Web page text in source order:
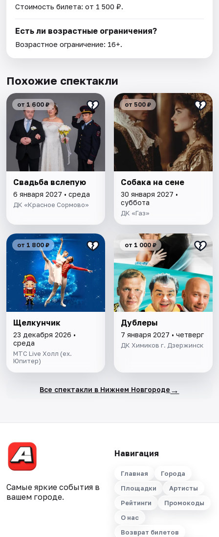
Стоимость билета: от 1 500 ₽.
Есть ли возрастные ограничения?
Возрастное ограничение: 16+.
Похожие спектакли
от 1 600 ₽
Свадьба вслепую
6 января 2027 • среда
ДК «Красное Сормово»
от 500 ₽
Собака на сене
30 января 2027 •
суббота
ДК «Газ»
от 1 800 ₽
Щелкунчик
23 декабря 2026 •
среда
МТС Live Холл (ex.
Юпитер)
от 1 000 ₽
Дублеры
7 января 2027 • четверг
ДК Химиков г. Дзержинск
Все спектакли в Нижнем Новгороде →
Самые яркие события в
вашем городе.
Навигация
Главная
Города
Площадки
Артисты
Рейтинги
Промокоды
О нас
Возврат билетов